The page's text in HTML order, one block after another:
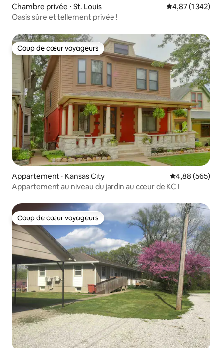
Chambre privée ⋅ St. Louis Évaluation
4,87 (1 342)
Oasis sûre et tellement privée !
Coup de cœur voyageurs
Coup de cœur voyageurs
Appartement ⋅ Kansas City Évaluation
4,88 (565)
Appartement au niveau du jardin au cœur de KC !
Coup de cœur voyageurs
Coup de cœur voyageurs